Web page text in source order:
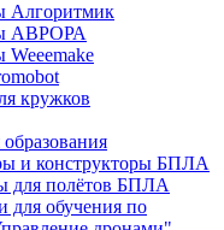
Алгоритмик
АВРОРА
Weeemake
кружков
и конструкторы БПЛА
для полётов БПЛА
для обучения по